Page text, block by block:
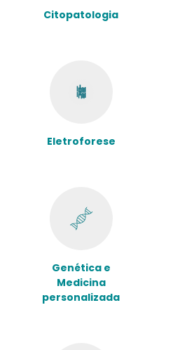
Citopatologia
Eletroforese
Genética e
Medicina
personalizada